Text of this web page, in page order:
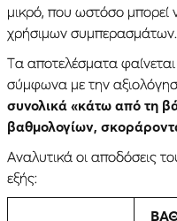
μικρό, που ωστόσο μπορεί
χρήσιμων συμπερασμάτων.
Tα αποτελέσματα
σύμφωνα με την
συνολικά «κάτω από τη
βαθμολογίων,
Aναλυτικά οι αποδόσεις
εξής: